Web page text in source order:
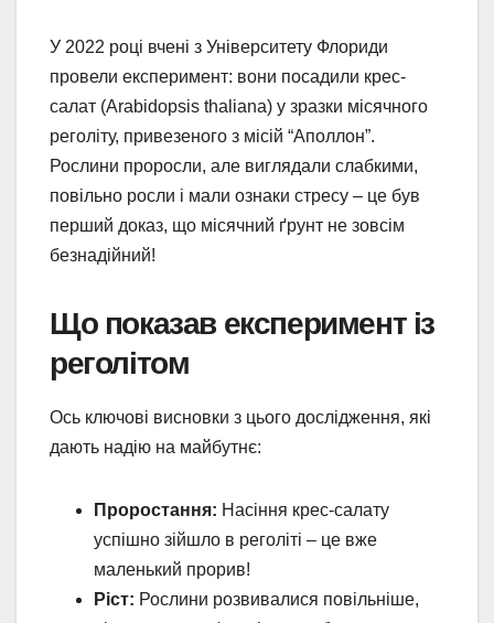
У 2022 році вчені з Університету Флориди
провели експеримент: вони посадили крес-
салат (Arabidopsis thaliana) у зразки місячного
реголіту, привезеного з місій “Аполлон”.
Рослини проросли, але виглядали слабкими,
повільно росли і мали ознаки стресу – це був
перший доказ, що місячний ґрунт не зовсім
безнадійний!
Що показав експеримент із
реголітом
Ось ключові висновки з цього дослідження, які
дають надію на майбутнє:
Проростання: Насіння крес-салату
успішно зійшло в реголіті – це вже
маленький прорив!
Ріст: Рослини розвивалися повільніше,